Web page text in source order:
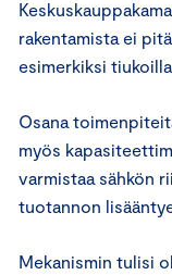
rakentamista ei
esimerkiksi
Osana
myös
varmistaa sähkön
tuotannon
Mekanismin tulisi